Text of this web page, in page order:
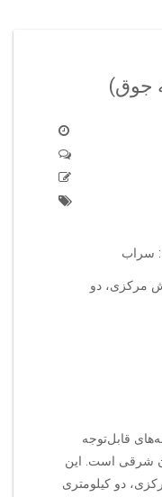
جوق)
: سراب
مرکزی، دو
قابل‌توجه
شرقی است. این
دو کیلومتری